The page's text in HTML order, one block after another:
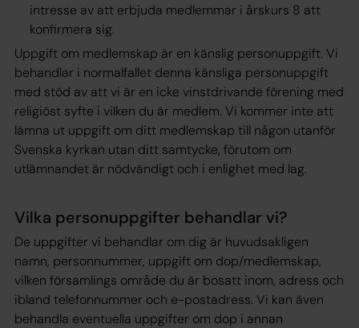
intresse av att erbjuda medlemmar i årskurs 8 att
konfirmera sig.
Uppgift om medlemskap är en känslig personuppgift. Vi
behandlar i normalfallet denna känsliga personuppgift
med stöd av att vi är en icke vinstdrivande förening med
religiöst syfte i vilken du är medlem. Vi kommer inte att
lämna ut uppgift om ditt medlemskap till någon utanför
Svenska kyrkan utan ditt samtycke, förutom om
utlämnandet är nödvändigt och i enlighet med lag.
Vilka personuppgifter behandlar vi?
De uppgifter vi behandlar om dig är huvudsakligen
namn, personnummer, uppgift om dop/medlemskap,
vilken församlings område du är bosatt inom, adress och
ibland telefonnummer och e-postadress. Vi kan även
behandla eventuella uppgifter om dop i annan